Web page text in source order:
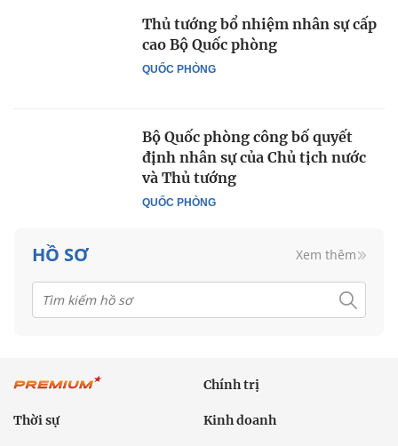
QUỐC PHÒNG
Thủ tướng bổ nhiệm nhân sự cấp
cao Bộ Quốc phòng
QUỐC PHÒNG
Bộ Quốc phòng công bố quyết
định nhân sự của Chủ tịch nước
và Thủ tướng
HỒ SƠ Xem thêm
Chính trị
Thời sự Kinh doanh